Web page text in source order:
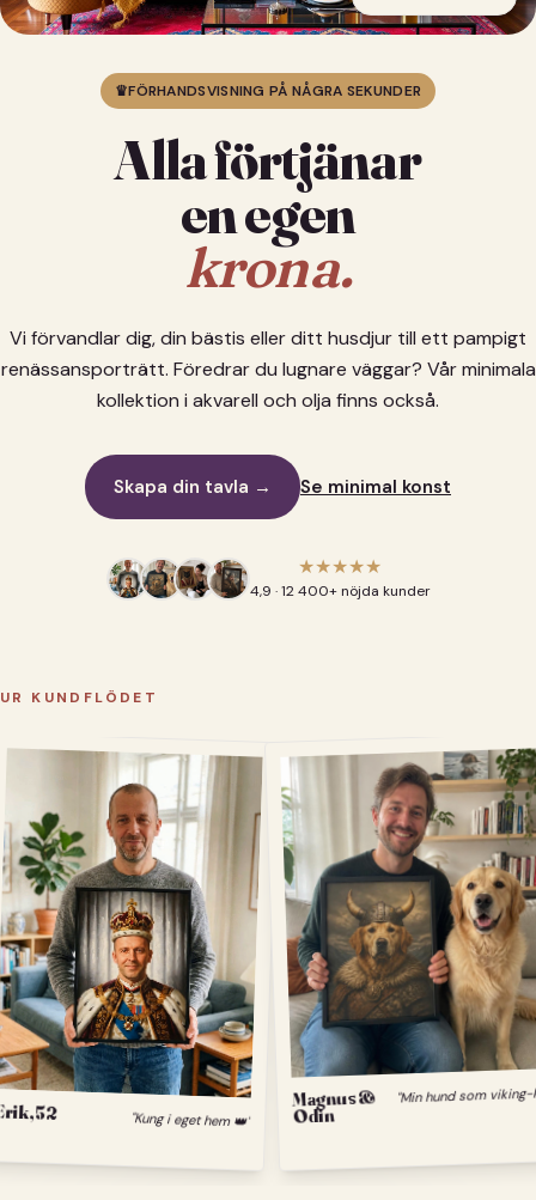
♛FÖRHANDSVISNING PÅ NÅGRA SEKUNDER
Alla förtjänar
en egen
krona.
Vi förvandlar dig, din bästis eller ditt husdjur till ett pampigt
renässansporträtt. Föredrar du lugnare väggar? Vår minimala
kollektion i akvarell och olja finns också.
Skapa din tavla → Se minimal konst
★★★★★
4,9 · 12 400+ nöjda kunder
UR KUNDFLÖDET
52 "Kung i eget hem 👑"
Magnus &
Odin